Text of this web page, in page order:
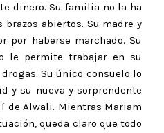
dinero. Su familia no la ha
abiertos. Su madre y
por haberse marchado. Su
le permite trabajar en su
Su único consuelo lo
y su nueva y sorprendente
de Alwali. Mientras Mariam
queda claro que todo